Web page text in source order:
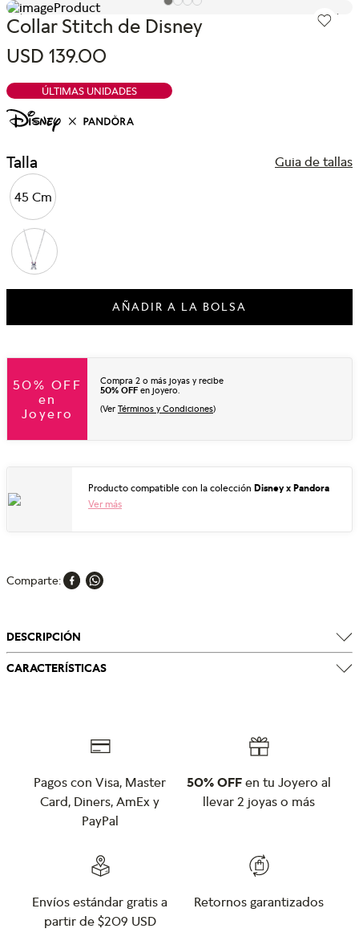
Collar Stitch de Disney
USD 139.00
ÚLTIMAS UNIDADES
Talla Guia de tallas
45 Cm
AÑADIR A LA BOLSA
50% OFF
en
Joyero
Compra 2 o más joyas y recibe
50% OFF en joyero.
(Ver Términos y Condiciones)
Producto compatible con la colección Disney x Pandora
Ver más
Comparte
DESCRIPCIÓN
CARACTERÍSTICAS
Pagos con Visa, Master
Card, Diners, AmEx y
PayPal
50% OFF en tu Joyero al
llevar 2 joyas o más
Envíos estándar gratis a
partir de $209 USD
Retornos garantizados